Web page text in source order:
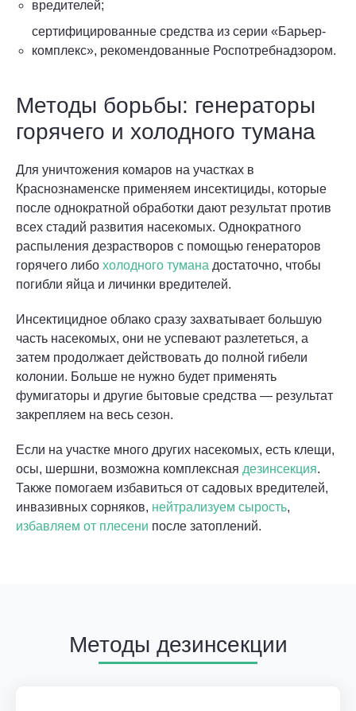
вредителей;
сертифицированные средства из серии «Барьер-
комплекс», рекомендованные Роспотребнадзором.
Методы борьбы: генераторы
горячего и холодного тумана
Для уничтожения комаров на участках в
Краснознаменске применяем инсектициды, которые
после однократной обработки дают результат против
всех стадий развития насекомых. Однократного
распыления дезрастворов с помощью генераторов
горячего либо холодного тумана достаточно, чтобы
погибли яйца и личинки вредителей.
Инсектицидное облако сразу захватывает большую
часть насекомых, они не успевают разлететься, а
затем продолжает действовать до полной гибели
колонии. Больше не нужно будет применять
фумигаторы и другие бытовые средства — результат
закрепляем на весь сезон.
Если на участке много других насекомых, есть клещи,
осы, шершни, возможна комплексная дезинсекция.
Также помогаем избавиться от садовых вредителей,
инвазивных сорняков, нейтрализуем сырость,
избавляем от плесени после затоплений.
Методы дезинсекции